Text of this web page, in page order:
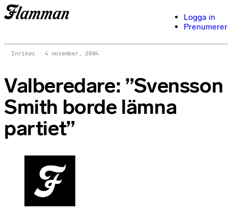
Logga in
Inrikes 4 november, 2004
Valberedare: ”Svensson
Smith borde lämna
partiet”